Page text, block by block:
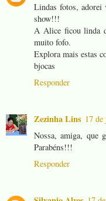
Lindas fotos,
show!!!
A Alice ficou linda
muito fofo.
Explora mais estas
bjocas
Responder
Zezinha Lins 17
Nossa, amiga, que
Parabéns!!!
Responder